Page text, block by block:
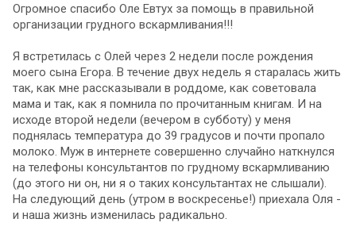
Огромное спасибо Оле Евтух за помощь в правильной
организации грудного вскармливания!!!
Я встретилась с Олей через 2 недели после рождения
моего сына Егора. В течение двух недель я старалась жить
так, как мне рассказывали в роддоме, как советовала
мама и так, как я помнила по прочитанным книгам. И на
исходе второй недели (вечером в субботу) у меня
поднялась температура до 39 градусов и почти пропало
молоко. Муж в интернете совершенно случайно наткнулся
на телефоны консультантов по грудному вскармливанию
(до этого ни он, ни я о таких консультантах не слышали).
На следующий день (утром в воскресенье!) приехала Оля -
и наша жизнь изменилась радикально.